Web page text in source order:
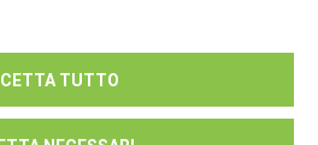
Policy
Seguici su:
TUTTO